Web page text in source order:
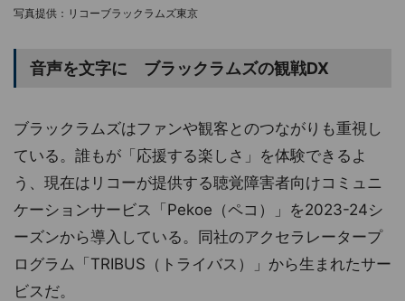
写真提供：リコーブラックラムズ東京
音声を文字に ブラックラムズの観戦DX
ブラックラムズはファンや観客とのつながりも重視し
ている。誰もが「応援する楽しさ」を体験できるよ
う、現在はリコーが提供する聴覚障害者向けコミュニ
ケーションサービス「Pekoe（ペコ）」を2023-24シ
ーズンから導入している。同社のアクセラレータープ
ログラム「TRIBUS（トライバス）」から生まれたサー
ビスだ。